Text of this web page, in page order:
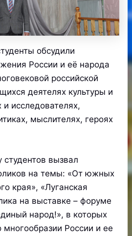
обсудили
России и её народа
российской
деятелях культуры и
и исследователях,
мыслителях, героях
вызвал
на темы: «От южных
края», «Луганская
на выставке – форуме
народ!», в которых
многообразии России и ее